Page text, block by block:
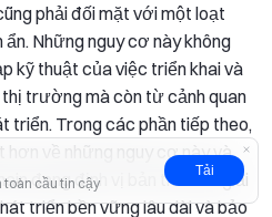
toàn cầu tin cậy
Tải
phải đối mặt với một loạt
Những nguy cơ này không
kỹ thuật của việc triển khai và
trường mà còn từ cảnh quan
triển. Trong các phần tiếp theo,
hơn về những nguy cơ này và
đang định vị bản thân để giải
triển bền vững lâu dài và bảo